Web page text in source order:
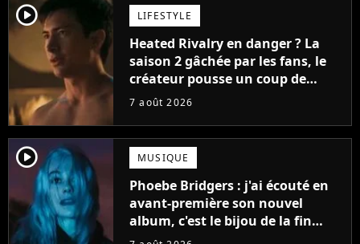
player2 LIFESTYLE
Heated Rivalry en danger ? La
saison 2 gâchée par les fans, le
créateur pousse un coup de
gueule
7 août 2026
player2 MUSIQUE
Phoebe Bridgers : j'ai écouté en
avant-première son nouvel
album, c'est le bijou de la fin
d'été